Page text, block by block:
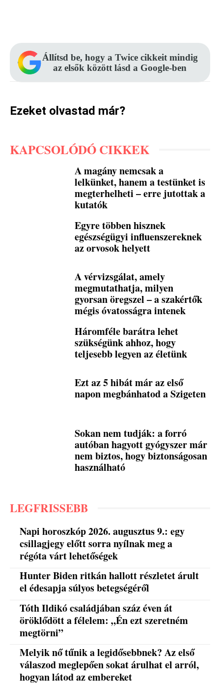
Állítsd be, hogy a Twice cikkeit mindig
az elsők között lásd a Google-ben
Ezeket olvastad már?
KAPCSOLÓDÓ CIKKEK
A magány nemcsak a
lelkünket, hanem a testünket is
megterhelheti – erre jutottak a
kutatók
Egyre többen hisznek
egészségügyi influenszereknek
az orvosok helyett
A vérvizsgálat, amely
megmutathatja, milyen
gyorsan öregszel – a szakértők
mégis óvatosságra intenek
Háromféle barátra lehet
szükségünk ahhoz, hogy
teljesebb legyen az életünk
Ezt az 5 hibát már az első
napon megbánhatod a Szigeten
Sokan nem tudják: a forró
autóban hagyott gyógyszer már
nem biztos, hogy biztonságosan
használható
LEGFRISSEBB
Napi horoszkóp 2026. augusztus 9.: egy
csillagjegy előtt sorra nyílnak meg a
régóta várt lehetőségek
Hunter Biden ritkán hallott részletet árult
el édesapja súlyos betegségéről
Tóth Ildikó családjában száz éven át
öröklődött a félelem: „Én ezt szeretném
megtörni”
Melyik nő tűnik a legidősebbnek? Az első
válaszod meglepően sokat árulhat el arról,
hogyan látod az embereket